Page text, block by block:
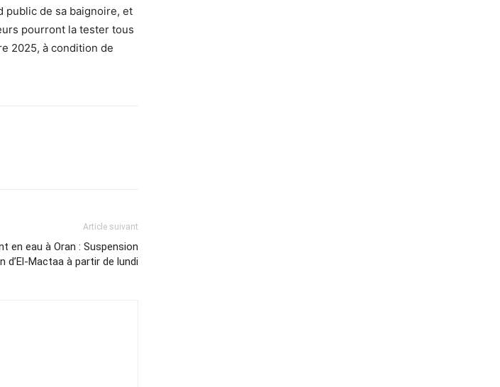
public de sa baignoire, et
pourront la tester tous
2025, à condition de
Article suivant
en eau à Oran : Suspension
d’El-Mactaa à partir de lundi